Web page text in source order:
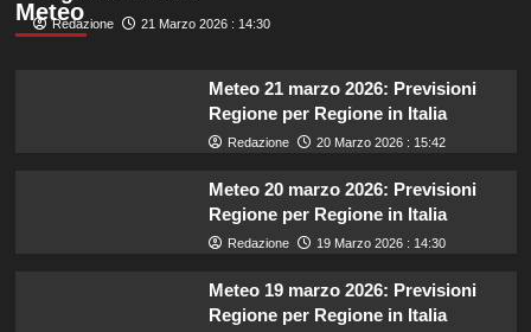
MeteoRedazione 21 Marzo 2026 : 14:30
Meteo 21 marzo 2026: Previsioni
Regione per Regione in Italia
Redazione 20 Marzo 2026 : 15:42
Meteo 20 marzo 2026: Previsioni
Regione per Regione in Italia
Redazione 19 Marzo 2026 : 14:30
Meteo 19 marzo 2026: Previsioni
Regione per Regione in Italia